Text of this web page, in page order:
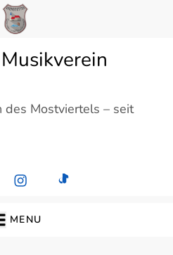
des Mostviertels – seit
MENU